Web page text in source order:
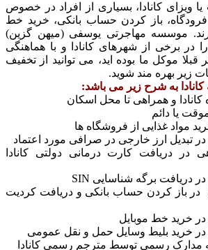
ویزای کانادا، بسیاری از افراد در خصوص
باز کردن حساب بانکی، خرید خط
موسسه مهاجرتی یوسفی (میهن گزین)
در برخی از شهرهای کانادا و با هماهنگی
قبلا موکل ما بوده اید، می توانید از تخفیف
به شرح زیر می باشد:
در دریافت کارت درمانی دولتی کانادا
در باز کردن حساب بانکی و دریافت کردیت